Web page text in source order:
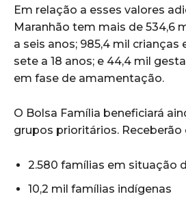
Em relação a esses valores
Maranhão tem mais de 534,6
a seis anos; 985,4 mil crianças
sete a 18 anos; e 44,4 mil
em fase de amamentação.
O Bolsa Família beneficiará
grupos prioritários. Receberão
2.580 famílias em situação
10,2 mil famílias indígenas